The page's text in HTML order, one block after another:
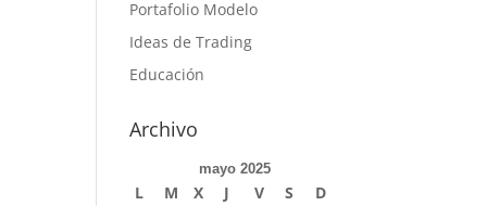
Portafolio Modelo
Ideas de Trading
Educación
Archivo
mayo 2025
L M X J V S
D